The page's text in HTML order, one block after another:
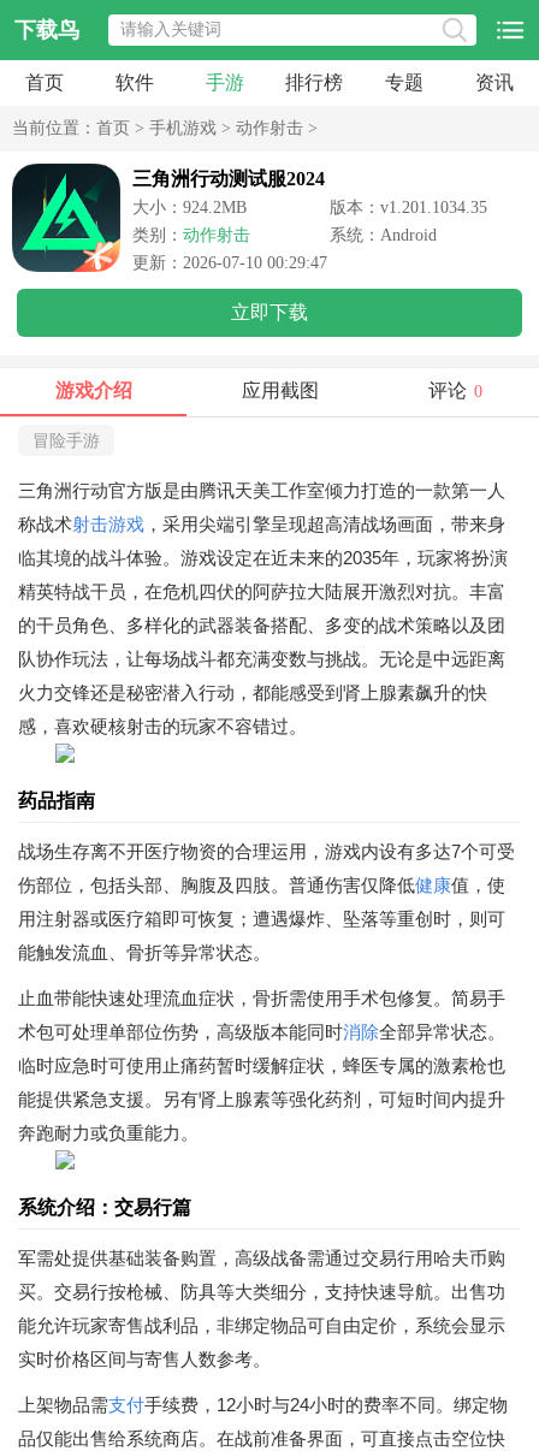
下载鸟
首页 软件 手游 排行榜 专题 资讯
当前位置： 首页 > 手机游戏 > 动作射击 >
三角洲行动测试服2024
大小：924.2MB
版本：v1.201.1034.35
类别： 动作射击
系统：Android
更新：2026-07-10 00:29:47
立即下载
游戏介绍 应用截图 评论 0
冒险手游
三角洲行动官方版是由腾讯天美工作室倾力打造的一款第一人
称战术射击游戏 ，采用尖端引擎呈现超高清战场画面，带来身
临其境的战斗体验。游戏设定在近未来的2035年，玩家将扮演
精英特战干员，在危机四伏的阿萨拉大陆展开激烈对抗。丰富
的干员角色、多样化的武器装备搭配、多变的战术策略以及团
队协作玩法，让每场战斗都充满变数与挑战。无论是中远距离
火力交锋还是秘密潜入行动，都能感受到肾上腺素飙升的快
感，喜欢硬核射击的玩家不容错过。
药品指南
战场生存离不开医疗物资的合理运用，游戏内设有多达7个可受
伤部位，包括头部、胸腹及四肢。普通伤害仅降低健康值，使
用注射器或医疗箱即可恢复；遭遇爆炸、坠落等重创时，则可
能触发流血、骨折等异常状态。
止血带能快速处理流血症状，骨折需使用手术包修复。简易手
术包可处理单部位伤势，高级版本能同时消除全部异常状态。
临时应急时可使用止痛药暂时缓解症状，蜂医专属的激素枪也
能提供紧急支援。另有肾上腺素等强化药剂，可短时间内提升
奔跑耐力或负重能力。
系统介绍：交易行篇
军需处提供基础装备购置，高级战备需通过交易行用哈夫币购
买。交易行按枪械、防具等大类细分，支持快速导航。出售功
能允许玩家寄售战利品，非绑定物品可自由定价，系统会显示
实时价格区间与寄售人数参考。
上架物品需支付手续费，12小时与24小时的费率不同。绑定物
品仅能出售给系统商店。在战前准备界面，可直接点击空位快